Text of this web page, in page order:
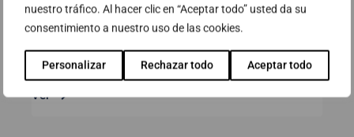
nuestro tráfico. Al hacer clic en “Aceptar todo” usted da su
consentimiento a nuestro uso de las cookies.
Personalizar Rechazar todo Aceptar todo
governable, predictible i segura
23 de juny de 2026
Ver